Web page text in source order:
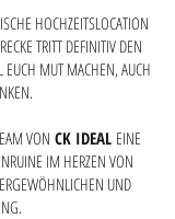
HOCHZEITSLOCATION
TRITT DEFINITIV DEN
MUT MACHEN, AUCH
VON CK IDEAL EINE
IM HERZEN VON
UND